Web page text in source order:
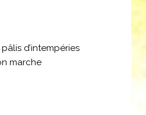
d’intempéries
marche